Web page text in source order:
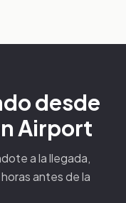
desde
Airport
a la llegada,
antes de la